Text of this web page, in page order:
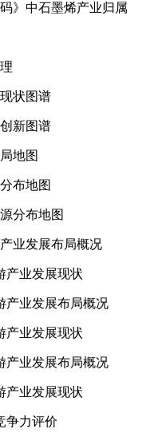
》中石墨烯产业归属
状图谱
新图谱
地图
布地图
分布地图
业发展布局概况
产业发展现状
产业发展布局概况
产业发展现状
产业发展布局概况
产业发展现状
争力评价